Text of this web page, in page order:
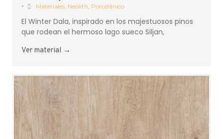
• Materiales, Neolith Porcelánico
El Winter Dala, inspirado en los majestuosos pinos
que rodean el hermoso lago sueco Siljan,
Ver material →